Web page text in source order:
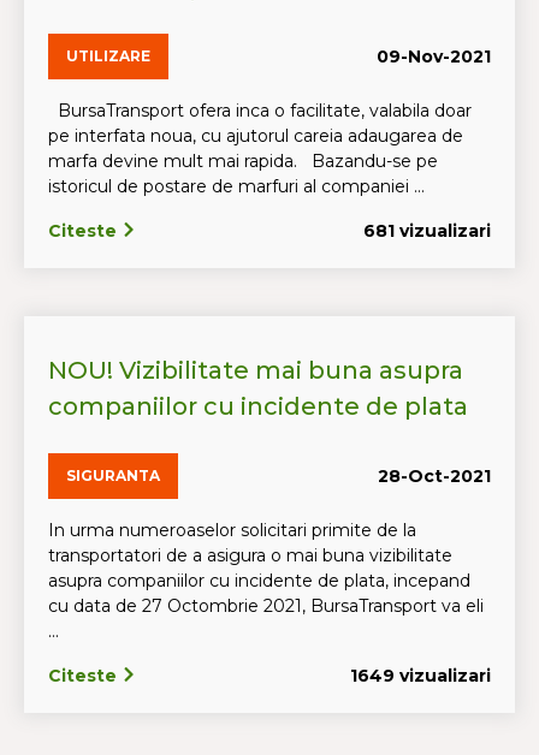
UTILIZARE 09-Nov-2021
BursaTransport ofera inca o facilitate, valabila doar
pe interfata noua, cu ajutorul careia adaugarea de
marfa devine mult mai rapida. Bazandu-se pe
istoricul de postare de marfuri al companiei ...
Citeste 681 vizualizari
NOU! Vizibilitate mai buna asupra
companiilor cu incidente de plata
SIGURANTA 28-Oct-2021
In urma numeroaselor solicitari primite de la
transportatori de a asigura o mai buna vizibilitate
asupra companiilor cu incidente de plata, incepand
cu data de 27 Octombrie 2021, BursaTransport va eli
...
Citeste 1649 vizualizari